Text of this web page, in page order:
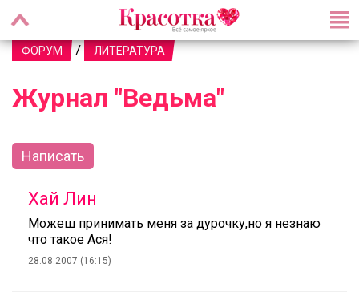
ФОРУМ / ЛИТЕРАТУРА
Журнал "Ведьма"
Написать
Хай Лин
Можеш принимать меня за дурочку,но я незнаю
что такое Ася!
28.08.2007 (16:15)